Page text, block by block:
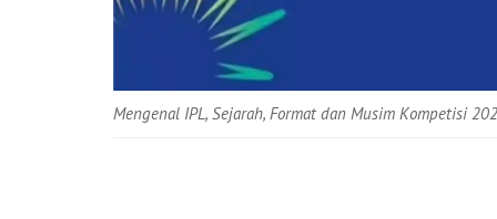
Mengenal IPL, Sejarah, Format dan Musim Kompetisi